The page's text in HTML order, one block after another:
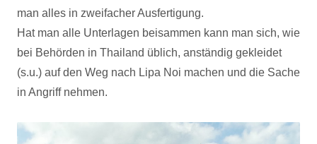
man alles in zweifacher Ausfertigung.
Hat man alle Unterlagen beisammen kann man sich, wie
bei Behörden in Thailand üblich, anständig gekleidet
(s.u.) auf den Weg nach Lipa Noi machen und die Sache
in Angriff nehmen.